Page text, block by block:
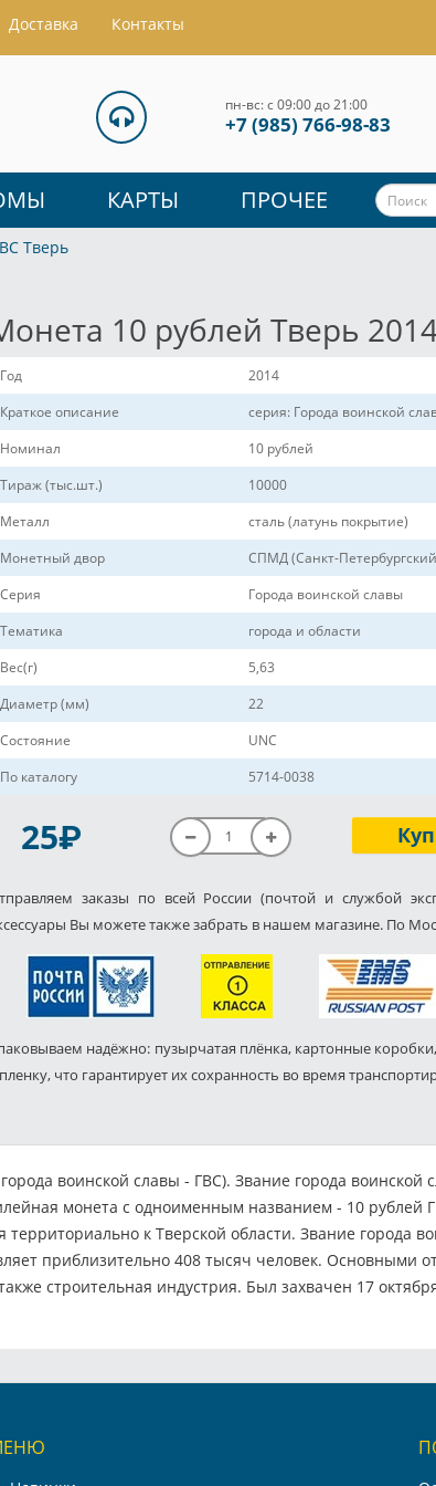
Доставка Контакты
пн-вс: с 09:00 до 21:00
+7 (985) 766-98-83
КАРТЫ ПРОЧЕЕ
Тверь
10 рублей Тверь
Год
2014
Краткое описание
серия: Города воинской
Номинал
10 рублей
Тираж (тыс.шт.)
10000
Металл
сталь (латунь покрытие)
Монетный двор
СПМД (Санкт-
Серия
Города воинской славы
Тематика
города и области
Вес(г)
5,63
Диаметр (мм)
22
Состояние
UNC
По каталогу
5714-0038
25P
заказы по всей России (почтой и службой
Вы можете также забрать в нашем магазине. По
надёжно: пузырчатая плёнка, картонные
что гарантирует их сохранность во время
воинской славы - ГВС). Звание города
монета с одноименным названием - 10 рублей
территориально к Тверской области. Звание города
приблизительно 408 тысяч человек. Основными
строительная индустрия. Был захвачен 17